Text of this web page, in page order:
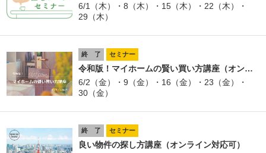
6/1（木）・8（木）・15（木）・22（木）・
29（木）
終 了 セミナー
令和版！マイホームの賢い買い方講座（オン…
6/2（金）・9（金）・16（金）・23（金）・
30（金）
終 了 セミナー
良い物件の探し方講座（オンライン対応可）